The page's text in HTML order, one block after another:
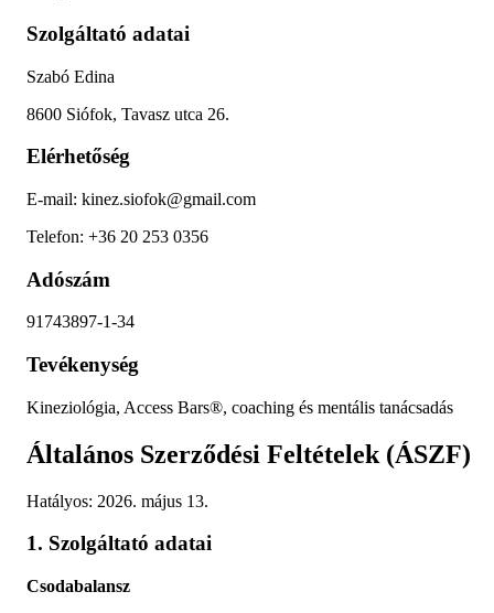
Szolgáltató adatai
Szabó Edina
8600 Siófok, Tavasz utca 26.
Elérhetőség
E-mail: kinez.siofok@gmail.com
Telefon: +36 20 253 0356
Adószám
91743897-1-34
Tevékenység
Kineziológia, Access Bars®, coaching és mentális tanácsadás
Általános Szerződési Feltételek (ÁSZF)
Hatályos: 2026. május 13.
1. Szolgáltató adatai
Csodabalansz